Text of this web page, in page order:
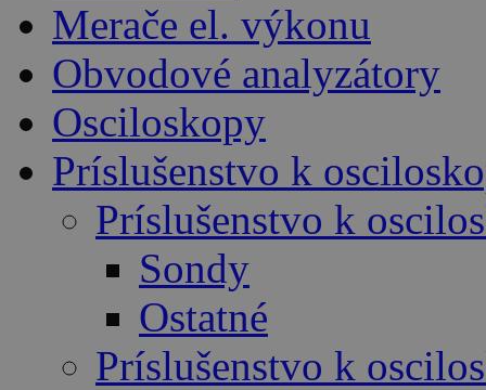
Merače el. výkonu
Obvodové analyzátory
Osciloskopy
Príslušenstvo k
Príslušenstvo k
Sondy
Ostatné
Príslušenstvo k